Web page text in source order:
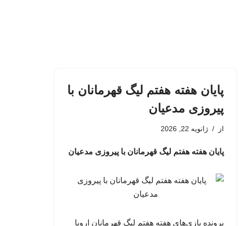
پایان هفته هفتم لیگ قهرمانان با
پیروزی مدعیان
از ژانویه 22, 2026
پایان هفته هفتم لیگ قهرمانان با پیروزی مدعیان
پرونده بازی‌های هفته هفتم لیگ قهرمانان اروپا